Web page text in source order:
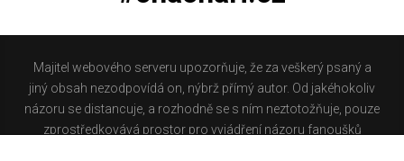
Majitel webového serveru upozorňuje, že za veškerý psaný a
jiný obsah nezodpovídá on, nýbrž přímý autor. Od jakéhokoliv
názoru se distancuje, a rozhodně se s ním neztotožňuje, pouze
zprostředkovává prostor pro vyjádření názoru fanoušků